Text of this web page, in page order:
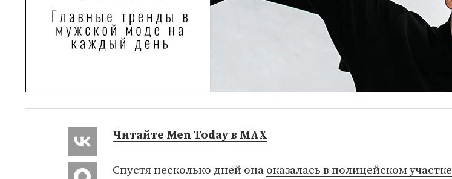
Читайте Men Today в MAX
Спустя несколько дней она оказалась в полицейском участке